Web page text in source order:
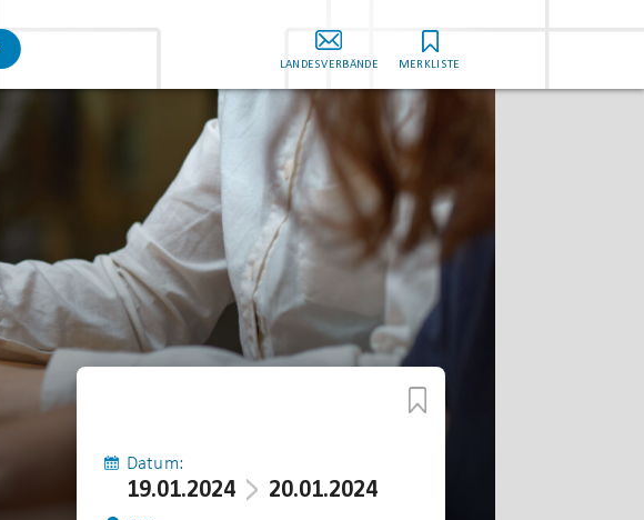
LANDESVERBÄNDE MERKLISTE
Datum:
19.01.2024 20.01.2024